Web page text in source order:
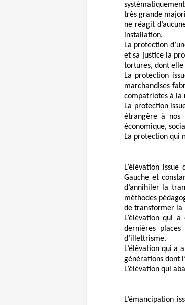
très grande
ne réagit
installation.
La protection
et sa justice la
tortures, dont elle
La protection
marchandises
compatriotes à la
La protection
étrangère à
économique,
La protection qui
L’élèvation
Gauche et
d’annihiler la
méthodes
de transformer la
L’élèvation qui
dernières
d’illettrisme.
L’élèvation qui a
générations dont
L’élèvation qui
L’émancipation